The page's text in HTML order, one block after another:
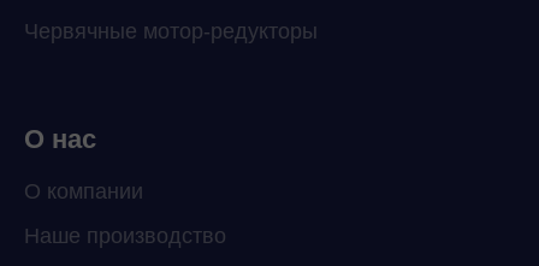
Червячные мотор-редукторы
О нас
О компании
Наше производство